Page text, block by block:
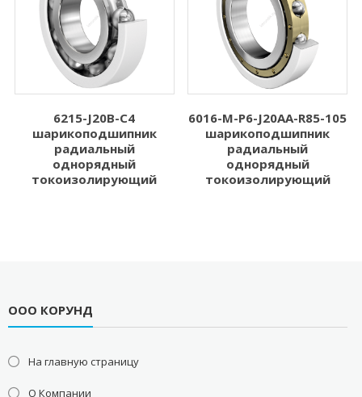
6215-J20B-C4
шарикоподшипник
радиальный
однорядный
токоизолирующий
6016-M-P6-J20AA-R85-105
шарикоподшипник
радиальный
однорядный
токоизолирующий
ООО КОРУНД
На главную страницу
О Компании